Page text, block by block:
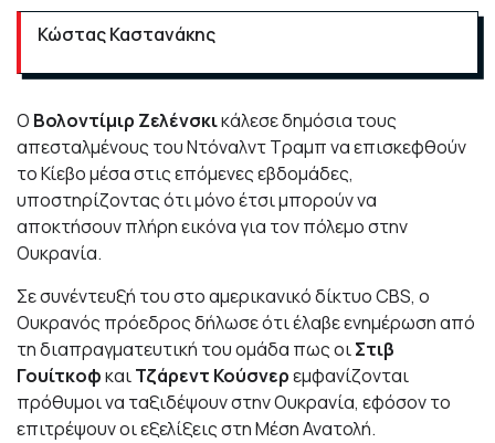
Κώστας Καστανάκης
Ο Βολοντίμιρ Ζελένσκικάλεσε δημόσια τους
απεσταλμένους του Ντόναλντ Τραμπ να επισκεφθούν
το Κίεβο μέσα στις επόμενες εβδομάδες,
υποστηρίζοντας ότι μόνο έτσι μπορούν να
αποκτήσουν πλήρη εικόνα για τον πόλεμο στην
Ουκρανία.
Σε συνέντευξή του στο αμερικανικό δίκτυο CBS, ο
Ουκρανός πρόεδρος δήλωσε ότι έλαβε ενημέρωση από
τη διαπραγματευτική του ομάδα πως οιΣτιβ
ΓουίτκοφκαιΤζάρεντ Κούσνερεμφανίζονται
πρόθυμοι να ταξιδέψουν στην Ουκρανία, εφόσον το
επιτρέψουν οι εξελίξεις στη Μέση Ανατολή.